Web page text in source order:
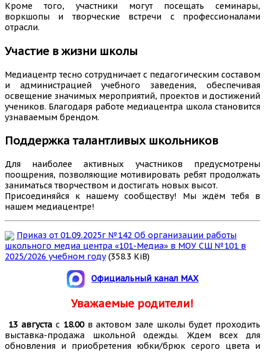
Кроме того, участники могут посещать семинары,
воркшопы и творческие встречи с профессионалами
отрасли.
Участие в жизни школы
Медиацентр тесно сотрудничает с педагогическим составом
и администрацией учебного заведения, обеспечивая
освещение значимых мероприятий, проектов и достижений
учеников. Благодаря работе медиацентра школа становится
узнаваемым брендом.
Поддержка талантливых школьников
Для наиболее активных участников предусмотрены
поощрения, позволяющие мотивировать ребят продолжать
заниматься творчеством и достигать новых высот.
Присоединяйся к нашему сообществу! Мы ждём тебя в
нашем медиацентре!
Приказ от 01.09.2025г №142 Об организации работы
школьного медиа центра «101-Медиа» в МОУ СШ №101 в
2025/2026 учебном году(358.3 KiB)
Официальный канал MAX
Уважаемые родители!
13 августас 18.00в актовом зале школы будет проходить
выставка-продажа школьной одежды. Ждем всех для
обновления и приобретения юбки/брюк серого цвета и